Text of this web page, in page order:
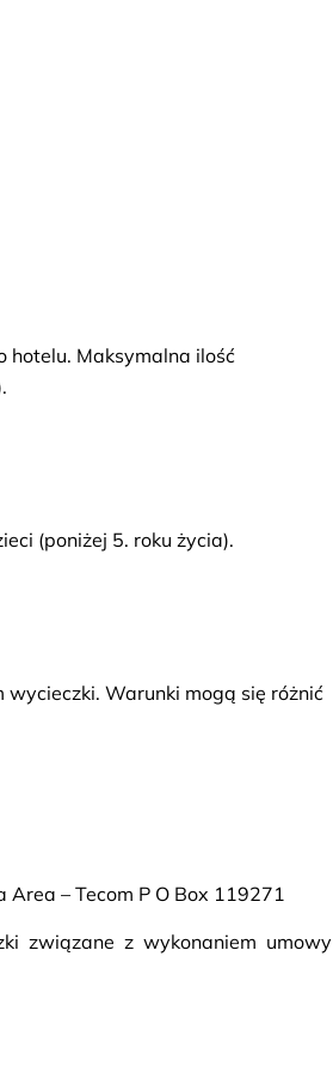
Maksymalna ilość
(poniżej 5. roku życia).
wycieczki. Warunki mogą się różnić
Area – Tecom P O Box 119271
związane z wykonaniem umowy